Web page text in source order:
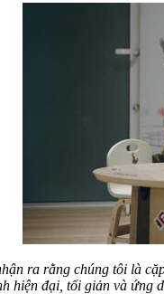
ra rằng chúng tôi là
hiện đại, tối giản và ứng